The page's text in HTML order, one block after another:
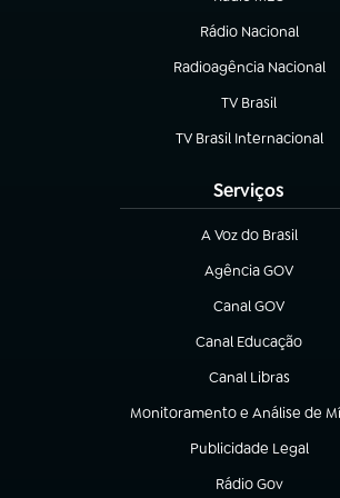
Rádio Nacional
(abre em nova aba)
Radioagência Nacional
(abre em nova aba)
TV Brasil
(abre em nova aba)
TV Brasil Internacional
(abre em nova aba)
Serviços
A Voz do Brasil
(abre em nova aba)
Agência GOV
(abre em nova aba)
Canal GOV
(abre em nova aba)
Canal Educação
(abre em nova aba)
Canal Libras
(abre em nova aba)
Monitoramento e Análise de
(abre em nova aba)
Publicidade Legal
(abre em nova aba)
Rádio Gov
(abre em nova aba)